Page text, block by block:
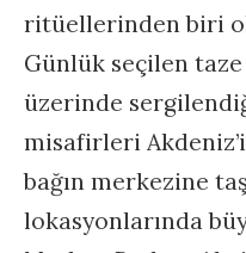
ritüellerinden biri
Günlük seçilen
üzerinde
misafirleri
bağın merkezine
lokasyonlarında